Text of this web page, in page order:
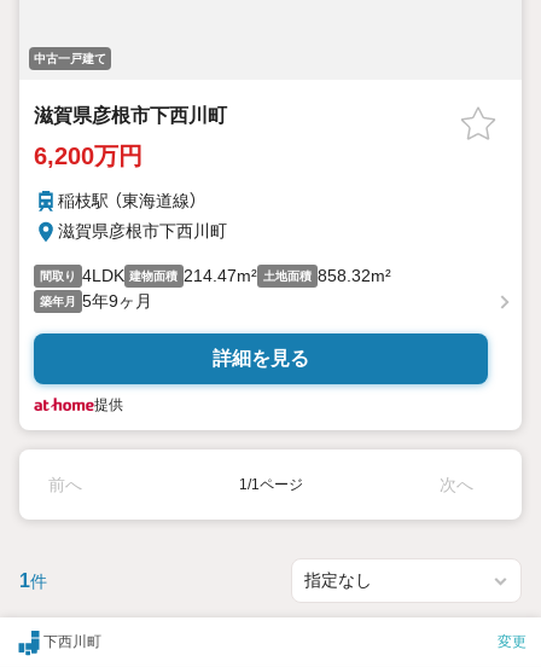
中古一戸建て
滋賀県彦根市下西川町
6,200万円
稲枝駅 （東海道線）
滋賀県彦根市下西川町
間取り 4LDK 建物面積 214.47m² 土地面積 858.32m²
築年月 5年9ヶ月
詳細を見る
提供
前へ 1/1ページ 次へ
1件
下西川町 変更